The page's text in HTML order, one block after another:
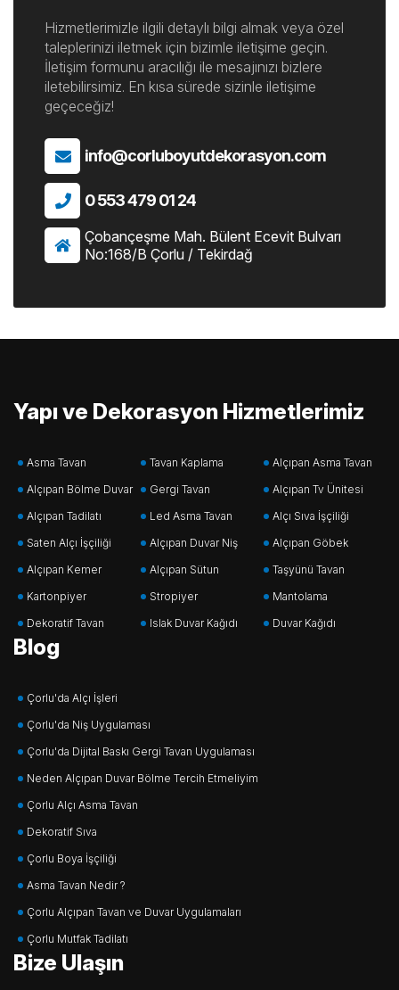
Hizmetlerimizle ilgili detaylı bilgi almak veya özel
taleplerinizi iletmek için bizimle iletişime geçin.
İletişim formunu aracılığı ile mesajınızı bizlere
iletebilirsimiz. En kısa sürede sizinle iletişime
geçeceğiz!
info@corluboyutdekorasyon.com
0 553 479 01 24
Çobançeşme Mah. Bülent Ecevit Bulvarı
No:168/B Çorlu / Tekirdağ
Yapı ve Dekorasyon Hizmetlerimiz
Asma Tavan Tavan Kaplama
Alçıpan Asma Tavan
Alçıpan Bölme Duvar
Gergi Tavan
Alçıpan Tv Ünitesi
Alçıpan Tadilatı
Led Asma Tavan
Alçı Sıva İşçiliği
Saten Alçı İşçiliği
Alçıpan Duvar Niş
Alçıpan Göbek
Alçıpan Kemer
Alçıpan Sütun
Taşyünü Tavan
Kartonpiyer
Stropiyer
Mantolama
Dekoratif Tavan
Islak Duvar Kağıdı Duvar Kağıdı
Blog
Çorlu'da Alçı İşleri
Çorlu'da Niş Uygulaması
Çorlu'da Dijital Baskı Gergi Tavan Uygulaması
Neden Alçıpan Duvar Bölme Tercih Etmeliyim
Çorlu Alçı Asma Tavan
Dekoratif Sıva
Çorlu Boya İşçiliği
Asma Tavan Nedir ?
Çorlu Alçıpan Tavan ve Duvar Uygulamaları
Çorlu Mutfak Tadilatı
Bize Ulaşın